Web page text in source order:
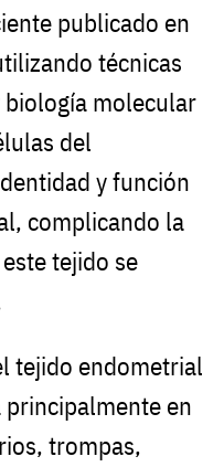
publicado en
técnicas
molecular
del
y función
complicando la
tejido se
tejido endometrial
en
trompas,